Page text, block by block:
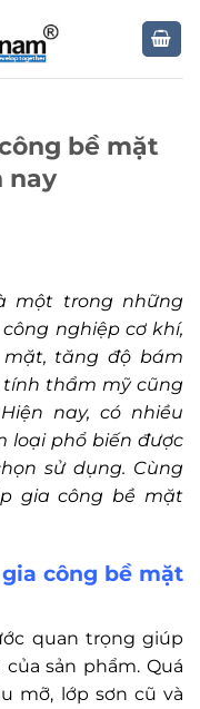
bề mặt
nay
một trong những
nghiệp cơ khí,
tăng độ bám
tính thẩm mỹ cũng
nay, có nhiều
loại phổ biến được
sử dụng. Cùng
gia công bề mặt
công bề mặt
quan trọng giúp
sản phẩm. Quá
mỡ, lớp sơn cũ và